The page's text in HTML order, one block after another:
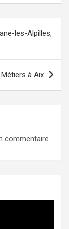
les-Alpilles,
à Aix
commentaire.